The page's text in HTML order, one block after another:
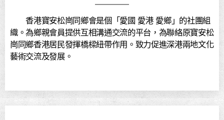
香港寶安松崗同鄉會是個「愛國 愛港 愛鄉」的社團組
織。為鄉親會員提供互相溝通交流的平台，為聯絡原寶安松
崗同鄉香港居民發揮橋樑紐帶作用。致力促進深港兩地文化
藝術交流及發展。